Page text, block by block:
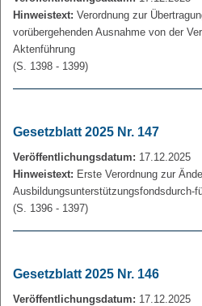
Hinweistext: Verordnung zur
vorübergehenden Ausnahme von der
Aktenführung
(S. 1398 - 1399)
Gesetzblatt 2025 Nr. 147
Veröffentlichungsdatum: 17.12.2025
Hinweistext: Erste Verordnung zur
Ausbildungsunterstützungsfondsdurch-
(S. 1396 - 1397)
Gesetzblatt 2025 Nr. 146
Veröffentlichungsdatum: 17.12.2025